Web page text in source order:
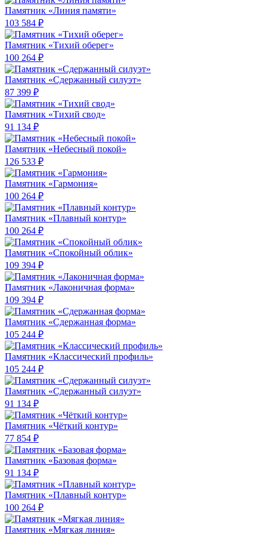
Памятник «Линия памяти»
103 584 ₽
Памятник «Тихий оберег»
100 264 ₽
Памятник «Сдержанный силуэт»
87 399 ₽
Памятник «Тихий свод»
91 134 ₽
Памятник «Небесный покой»
126 533 ₽
Памятник «Гармония»
100 264 ₽
Памятник «Плавный контур»
100 264 ₽
Памятник «Спокойный облик»
109 394 ₽
Памятник «Лаконичная форма»
109 394 ₽
Памятник «Сдержанная форма»
105 244 ₽
Памятник «Классический профиль»
105 244 ₽
Памятник «Сдержанный силуэт»
91 134 ₽
Памятник «Чёткий контур»
77 854 ₽
Памятник «Базовая форма»
91 134 ₽
Памятник «Плавный контур»
100 264 ₽
Памятник «Мягкая линия»